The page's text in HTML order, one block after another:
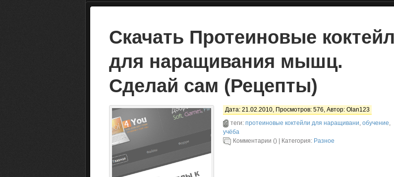
Скачать Протеиновые
для наращивания мышц.
Сделай сам (Рецепты)
Дата: 21.02.2010, Просмотров: 576, Автор: Olan123
теги: протеиновые коктейли для наращивани, обучение,
учёба
Комментарии () | Категория: Разное